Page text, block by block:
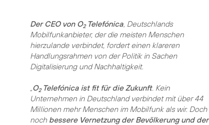
Der CEO von O2Telefónica, Deutschlands
Mobilfunkanbieter, der die meisten Menschen
hierzulande verbindet, fordert einen klareren
Handlungsrahmen von der Politik in Sachen
Digitalisierung und Nachhaltigkeit.
„O2Telefónica ist fit für die Zukunft. Kein
Unternehmen in Deutschland verbindet mit über 44
Millionen mehr Menschen im Mobilfunk als wir. Doch
noch bessere Vernetzung der Bevölkerung und der